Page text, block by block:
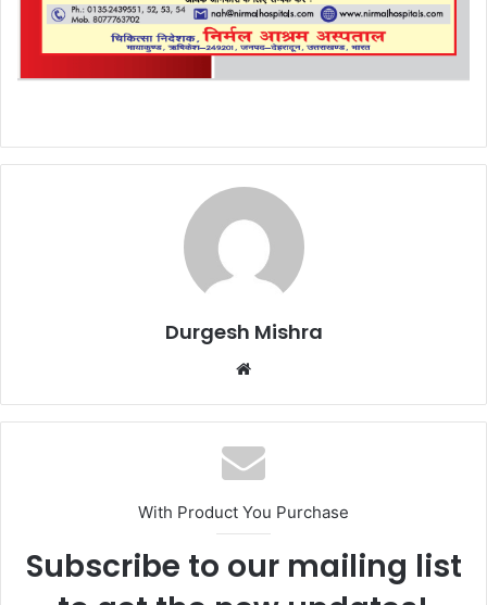
Durgesh Mishra
Website
With Product You Purchase
Subscribe to our mailing list